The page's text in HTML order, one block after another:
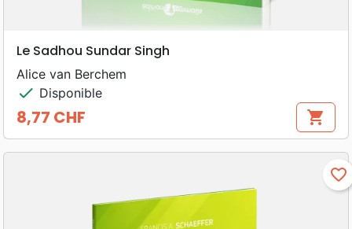
Le Sadhou Sundar Singh
Alice van Berchem
check Disponible
Prix
8,77 CHF shopping_cart
favorite_border